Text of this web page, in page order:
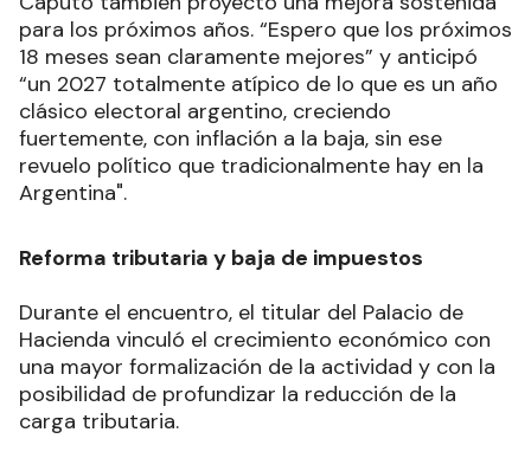
para los próximos años. “Espero que los próximos
18 meses sean claramente mejores” y anticipó
“un 2027 totalmente atípico de lo que es un año
clásico electoral argentino, creciendo
fuertemente, con inflación a la baja, sin ese
revuelo político que tradicionalmente hay en la
Argentina".
Reforma tributaria y baja de impuestos
Durante el encuentro, el titular del Palacio de
Hacienda vinculó el crecimiento económico con
una mayor formalización de la actividad y con la
posibilidad de profundizar la reducción de la
carga tributaria.